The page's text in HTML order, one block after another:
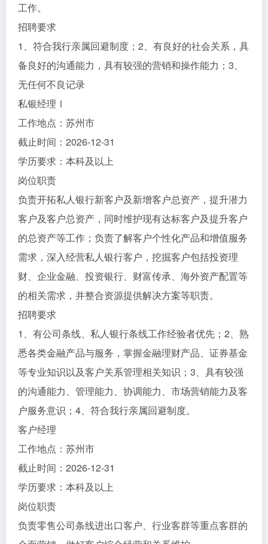
工作。
招聘要求
1、符合我行亲属回避制度；2、有良好的社会关系，具
备良好的沟通能力，具有较强的营销和操作能力；3、
无任何不良记录
私银经理Ⅰ
工作地点：苏州市
截止时间：2026-12-31
学历要求：本科及以上
岗位职责
负责开拓私人银行新客户及新增客户总资产，提升潜力
客户及客户总资产，同时维护现有达标客户及提升客户
的总资产等工作；负责了解客户个性化产品和增值服务
需求，深入经营私人银行客户，挖掘客户包括投资理
财、企业金融、投资银行、财富传承、海外资产配置等
的相关需求，并整合资源提供解决方案等职责。
招聘要求
1、有公司条线、私人银行条线工作经验者优先；2、熟
悉各类金融产品与服务，掌握金融理财产品、证券基金
等专业知识以及客户关系管理相关知识；3、具有较强
的沟通能力、管理能力、协调能力、市场营销能力及客
户服务意识；4、符合我行亲属回避制度。
客户经理
工作地点：苏州市
截止时间：2026-12-31
学历要求：本科及以上
岗位职责
负责零售公司条线进出口客户、行业客群等重点客群的